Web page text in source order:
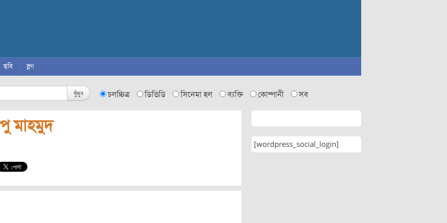
ছবি ব্লগ
খুঁজুন চলচ্চিত্র ডিভিডি সিনেমা হল ব্যক্তি কোম্পানী সব
মাহমুদ
[wordpress_social_login]